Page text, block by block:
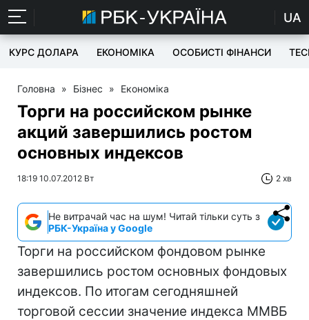
UA
КУРС ДОЛАРА ЕКОНОМІКА ОСОБИСТІ ФІНАНСИ
Головна » Бізнес » Економіка
Торги на российском рынке
акций завершились ростом
основных индексов
18:19 10.07.2012 Вт 2 хв
Не витрачай час на шум! Читай тільки суть з
РБК-Україна у Google
Торги на российском фондовом рынке
завершились ростом основных фондовых
индексов. По итогам сегодняшней
торговой сессии значение индекса ММВБ